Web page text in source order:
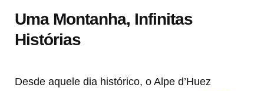
Uma Montanha, Infinitas
Histórias
Desde aquele dia histórico, o Alpe d’Huez